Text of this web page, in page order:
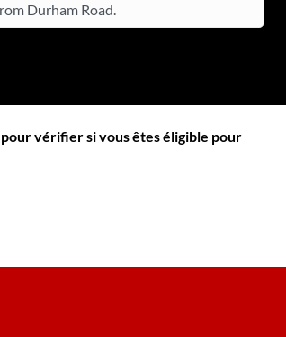
Durham Road.
vérifier si vous êtes éligible pour